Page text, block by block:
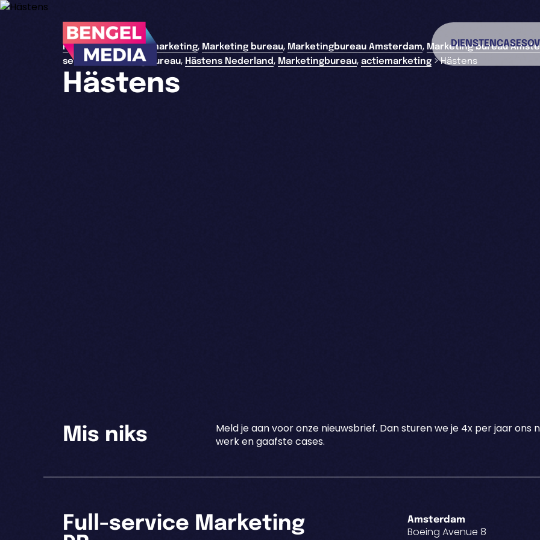
DIENSTENCASES
Home>full service marketing, Marketing bureau, Marketingbureau Amsterdam, Marketing bureau
service marketing bureau, Hästens Nederland, Marketingbureau, actiemarketing >Hästens
Hästens
Mis niks
Meld je aan voor onze nieuwsbrief. Dan sturen we je 4x per jaar ons
werk en gaafste cases.
Full-service Marketing
Amsterdam
Boeing Avenue 8